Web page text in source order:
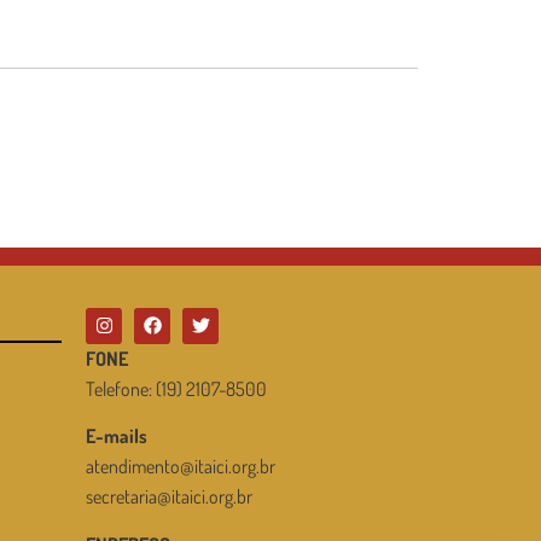
FONE
Telefone: (19) 2107-8500
E-mails
atendimento@itaici.org.br
secretaria@itaici.org.br